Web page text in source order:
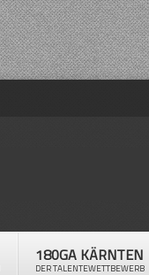
180GA KÄRNTEN
DER TALENTEWETTBEWERB